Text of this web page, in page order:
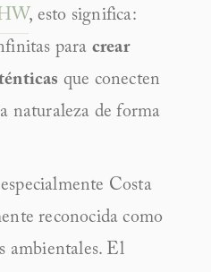
, esto significa:
para crear
que conecten
naturaleza de forma
Costa
reconocida como
ambientales. El